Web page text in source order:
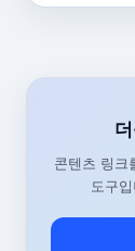
콘텐츠 링크
도구